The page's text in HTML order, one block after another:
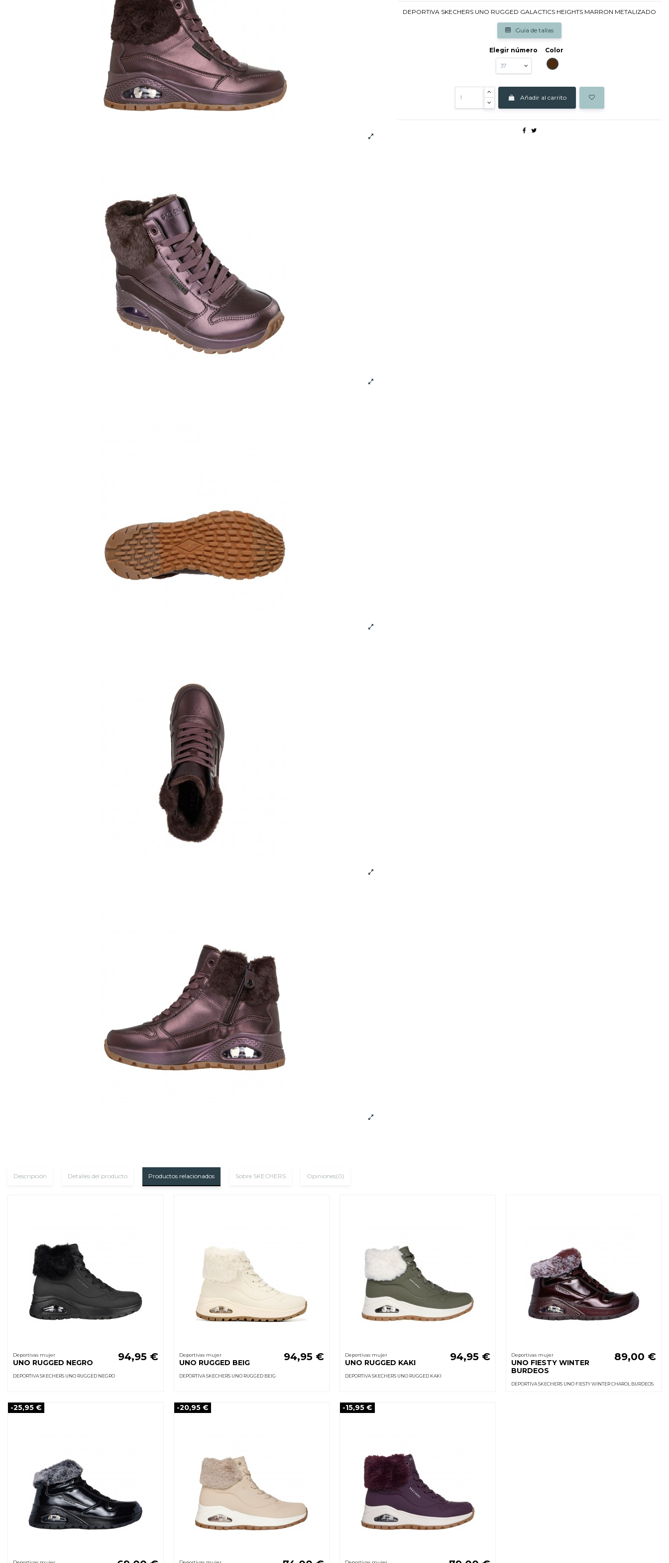
DEPORTIVA SKECHERS UNO RUGGED GALACTICS HEIGHTS MARRON METALIZADO
Guia de tallas
Elegir número
Color
MARRON
Añadir al carrito
Descripción Detalles del producto Productos relacionados Sobre SKECHERS Opiniones(0)
Deportivas mujer
UNO RUGGED NEGRO
94,95 €
DEPORTIVA SKECHERS UNO RUGGED NEGRO
Deportivas mujer
UNO RUGGED BEIG
94,95 €
DEPORTIVA SKECHERS UNO RUGGED BEIG
Deportivas mujer
UNO RUGGED KAKI
94,95 €
DEPORTIVA SKECHERS UNO RUGGED KAKI
Deportivas mujer
UNO FIESTY WINTER
BURDEOS
89,00 €
DEPORTIVA SKECHERS UNO FIESTY WINTER CHAROL BURDEOS
-25,95 € -20,95 € -15,95 €